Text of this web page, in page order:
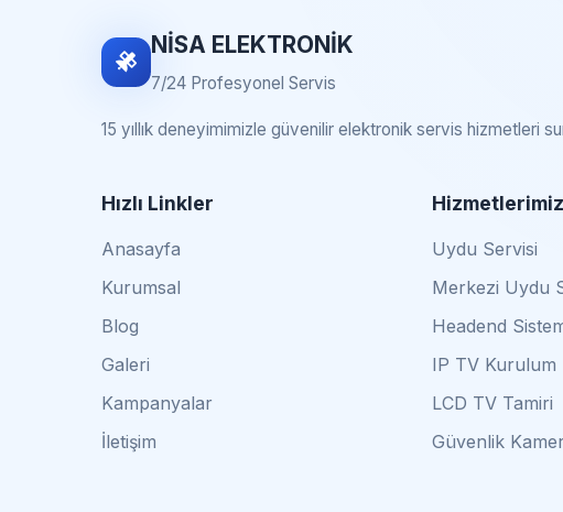
NİSA ELEKTRONİK
7/24 Profesyonel Servis
15 yıllık deneyimimizle güvenilir elektronik servis hizmetleri
Hızlı Linkler
Anasayfa
Kurumsal
Blog
Galeri
Kampanyalar
İletişim
Hizmetlerimiz
Uydu Servisi
Merkezi Uydu
Headend
IP TV Kurulum
LCD TV Tamiri
Güvenlik